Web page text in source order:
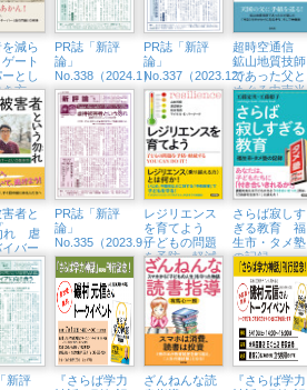
減ら
ート
とし
き方
PR誌「新評
論」
No.338（2024.1）
PR誌「新評
論」
No.337（2023.12）
超時空通信
鉱山地質技師
であった父と
めぐる中南米
者と
れ 虐
バー
生き方
PR誌「新評
論」
No.335（2023.9）
レジリエンス
を育てよう
子どもの問題
を予防・軽減
するYOU CAN
DO IT!
さらば寂しす
ぎる教育 福
生市・タメ塾
の記録
新評
『さらば学力
ざんねんな読
『さらば学力